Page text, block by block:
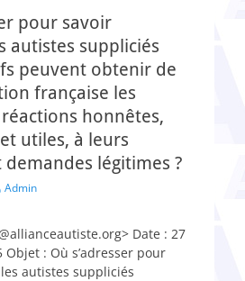
pour savoir
autistes suppliciés
peuvent obtenir de
française les
honnêtes,
utiles, à leurs
légitimes ?
Admin
Date : 27
Objet : Où s’adresser pour
autistes suppliciés